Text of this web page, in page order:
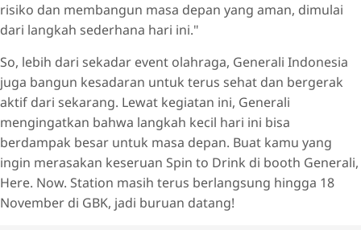
risiko dan membangun masa depan yang aman, dimulai
dari langkah sederhana hari ini."
So, lebih dari sekadar event olahraga, Generali Indonesia
juga bangun kesadaran untuk terus sehat dan bergerak
aktif dari sekarang. Lewat kegiatan ini, Generali
mengingatkan bahwa langkah kecil hari ini bisa
berdampak besar untuk masa depan. Buat kamu yang
ingin merasakan keseruan Spin to Drink di booth Generali,
Here. Now. Station masih terus berlangsung hingga 18
November di GBK, jadi buruan datang!